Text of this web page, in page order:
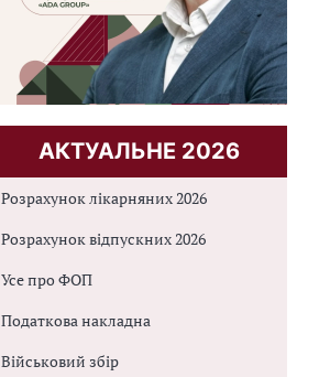
АКТУАЛЬНЕ 2026
Розрахунок лікарняних 2026
Розрахунок відпускних 2026
Усе про ФОП
Податкова накладна
Військовий збір